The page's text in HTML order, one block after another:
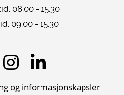
08:00 - 15:30
09:00 - 15:30
og informasjonskapsler